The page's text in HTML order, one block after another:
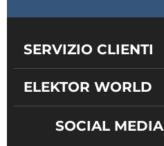
SERVIZIO CLIENTI
ELEKTOR WORLD
SOCIAL MEDIA